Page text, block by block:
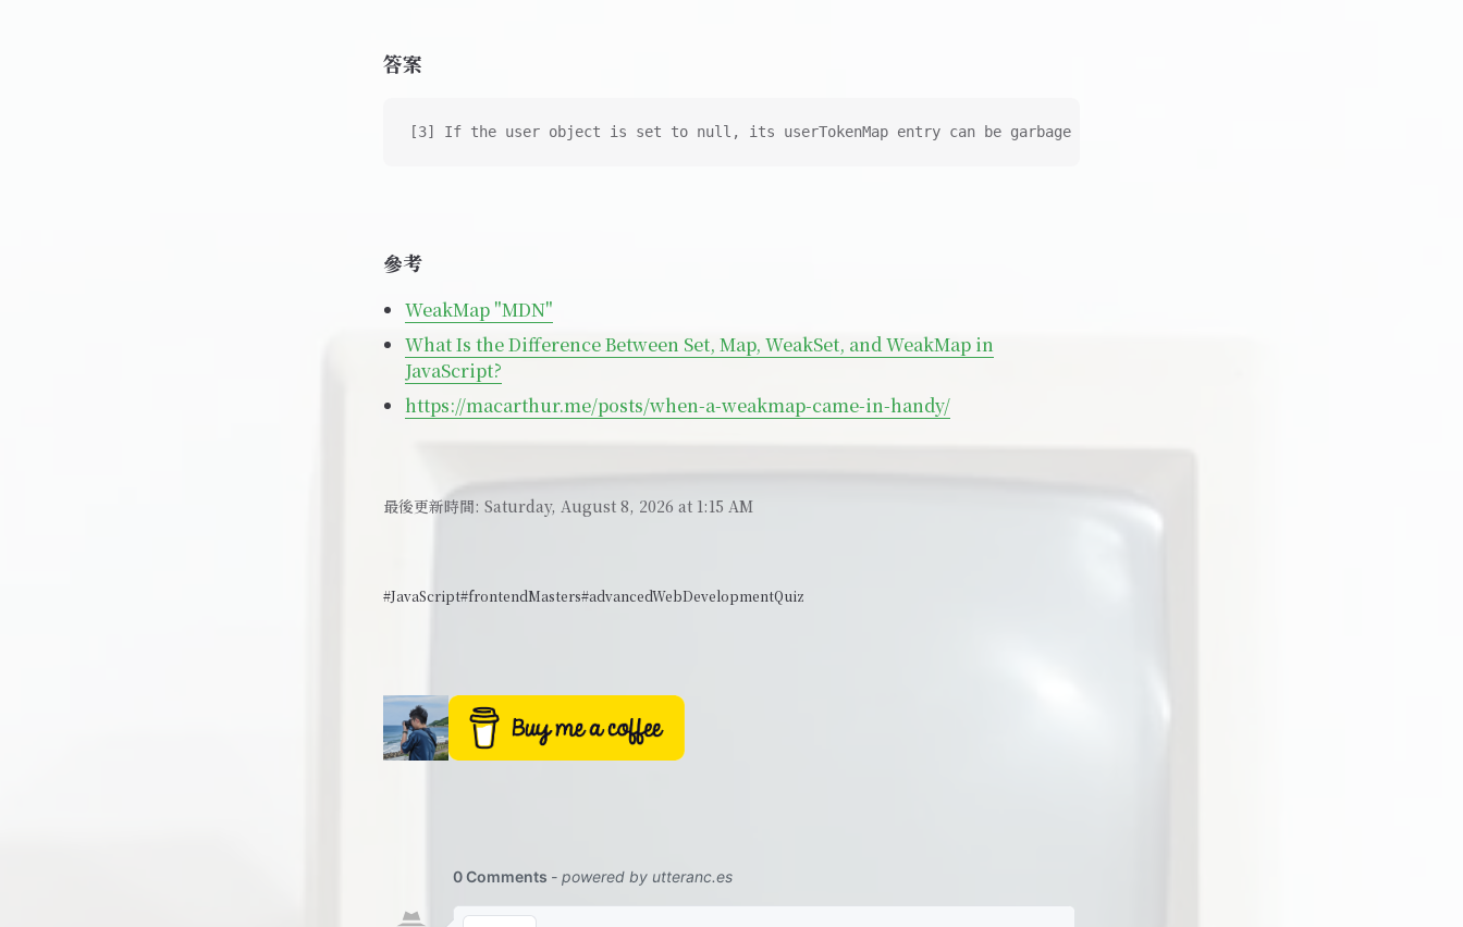
答案
[3] If the user object is set to null, its userTokenMap entry can be garbage collected
參考
WeakMap "MDN"
What Is the Difference Between Set, Map, WeakSet, and WeakMap in
JavaScript?
https://macarthur.me/posts/when-a-weakmap-came-in-handy/
最後更新時間: Saturday, August 8, 2026 at 1:15 AM
#JavaScript#frontendMasters#advancedWebDevelopmentQuiz